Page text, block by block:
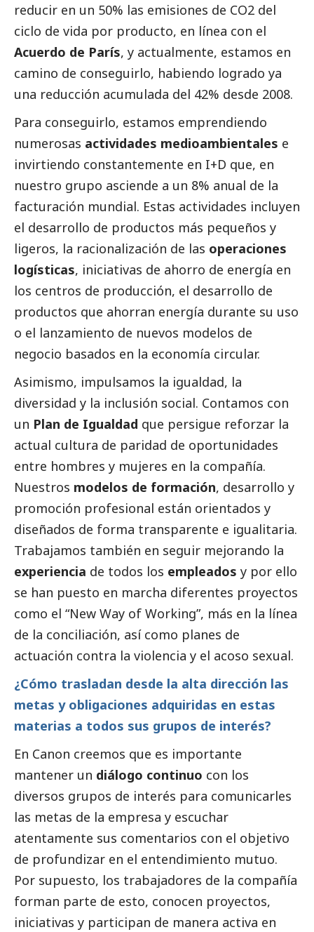
reducir en un 50% las emisiones de CO2 del
ciclo de vida por producto, en línea con el
Acuerdo de París, y actualmente, estamos en
camino de conseguirlo, habiendo logrado ya
una reducción acumulada del 42% desde 2008.
Para conseguirlo, estamos emprendiendo
numerosas actividades medioambientales e
invirtiendo constantemente en I+D que, en
nuestro grupo asciende a un 8% anual de la
facturación mundial. Estas actividades incluyen
el desarrollo de productos más pequeños y
ligeros, la racionalización de las operaciones
logísticas, iniciativas de ahorro de energía en
los centros de producción, el desarrollo de
productos que ahorran energía durante su uso
o el lanzamiento de nuevos modelos de
negocio basados en la economía circular.
Asimismo, impulsamos la igualdad, la
diversidad y la inclusión social. Contamos con
un Plan de Igualdad que persigue reforzar la
actual cultura de paridad de oportunidades
entre hombres y mujeres en la compañía.
Nuestros modelos de formación, desarrollo y
promoción profesional están orientados y
diseñados de forma transparente e igualitaria.
Trabajamos también en seguir mejorando la
experiencia de todos los empleados y por ello
se han puesto en marcha diferentes proyectos
como el “New Way of Working”, más en la línea
de la conciliación, así como planes de
actuación contra la violencia y el acoso sexual.
¿Cómo trasladan desde la alta dirección las
metas y obligaciones adquiridas en estas
materias a todos sus grupos de interés?
En Canon creemos que es importante
mantener un diálogo continuo con los
diversos grupos de interés para comunicarles
las metas de la empresa y escuchar
atentamente sus comentarios con el objetivo
de profundizar en el entendimiento mutuo.
Por supuesto, los trabajadores de la compañía
forman parte de esto, conocen proyectos,
iniciativas y participan de manera activa en